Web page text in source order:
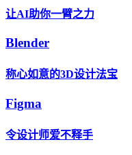
让AI助你一臂之力
Blender
称心如意的3D设计法宝
Figma
令设计师爱不释手